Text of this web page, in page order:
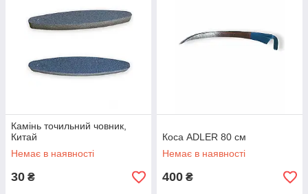
Камінь точильний човник,
Китай
Немає в наявності
30 ₴
Коса ADLER 80 см
Немає в наявності
400 ₴